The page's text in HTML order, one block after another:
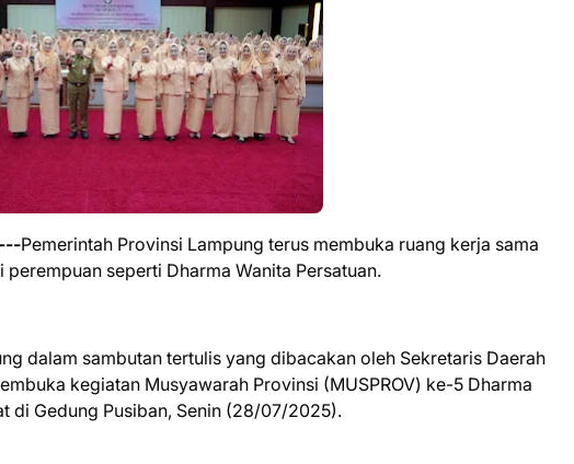
Pemerintah Provinsi Lampung terus membuka ruang kerja sama
seperti Dharma Wanita Persatuan.
dalam sambutan tertulis yang dibacakan oleh Sekretaris Daerah
kegiatan Musyawarah Provinsi (MUSPROV) ke-5 Dharma
di Gedung Pusiban, Senin (28/07/2025).